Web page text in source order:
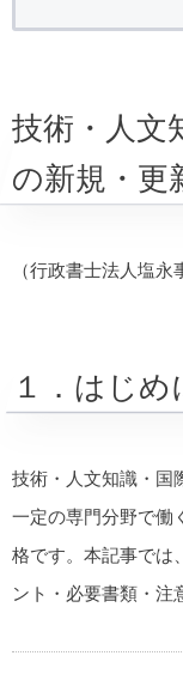
技術・人文
の新規・更
（行政書士法人塩永
１．はじめ
技術・人文知識・国
一定の専門分野で働
格です。本記事では
ント・必要書類・注